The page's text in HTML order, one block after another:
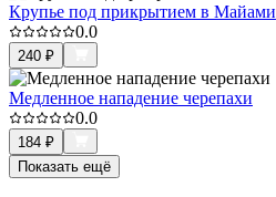
Крупье под прикрытием в Майами
0.0
240 ₽
Медленное нападение черепахи
0.0
184 ₽
Показать ещё